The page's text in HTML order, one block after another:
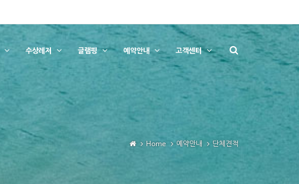
수상레저 글램핑 예약안내 고객센터
Home 예약안내 단체견적